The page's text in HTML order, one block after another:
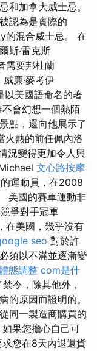
和加拿大威士忌。
認為是實際的
的混合威士忌。 在
斯·雷克斯
需要邦杜蘭
威廉·麥考伊
以美國語命名的著
不會幻想一個熱陌
點，還向他展示了
火熱的前任佩內洛
況變得更加令人興
文心路按摩
運動員，在2008
美國的賽車運動非
爭對手冠軍
在美國，幾乎沒有
seo 對於許
須以不滿並逐漸變
態調整 com是什
令，除其他外，
的原因而證明的。
同一製造商購買的
果您擔心自己可
您在8天內退還貨